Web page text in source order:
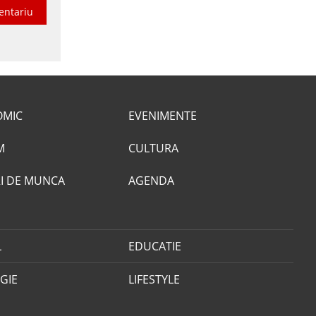
DE MUNCA
EVENIMENTE
CULTURA
AGENDA
EDUCATIE
LIFESTYLE